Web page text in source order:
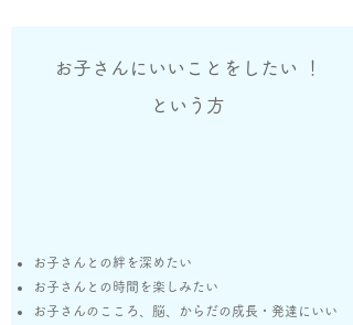
お子さんにいいことをしたい ！
という方
お子さんとの絆を深めたい
お子さんとの時間を​楽しみたい
​お子さんのこころ、脳、からだの成長・発達にいい